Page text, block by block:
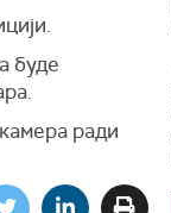
буде
ради